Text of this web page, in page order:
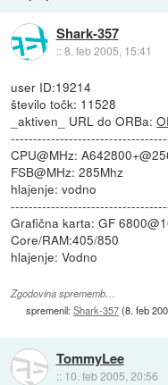
Shark-357
::8. feb 2005, 15:41
user ID:19214
število točk: 11528
_aktiven_ URL do ORBa:
CPU@MHz:
FSB@MHz: 285Mhz
hlajenje: vodno
Grafična karta: GF
Core/RAM:405/850
hlajenje: Vodno
Zgodovina sprememb…
spremenil:Shark-357(8. feb
TommyLee
:: 10. feb 2005, 20:56